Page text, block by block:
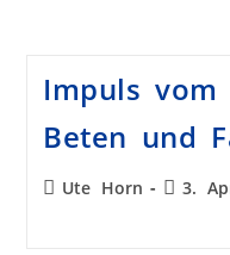
Impuls vom
Beten und
Ute Horn 3.